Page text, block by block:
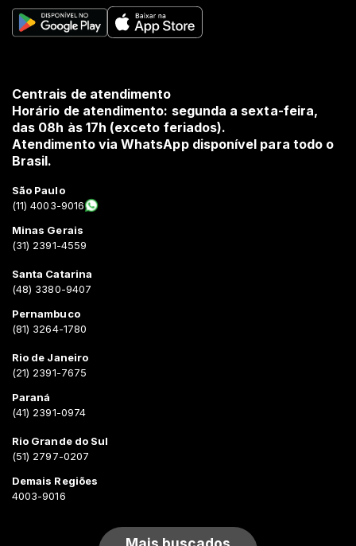
Centrais de atendimento
Horário de atendimento: segunda a sexta-feira,
das 08h às 17h (exceto feriados).
Atendimento via WhatsApp disponível para todo o
Brasil.
São Paulo
(11) 4003-9016
Minas Gerais
(31) 2391-4559
Santa Catarina
(48) 3380-9407
Pernambuco
(81) 3264-1780
Rio de Janeiro
(21) 2391-7675
Paraná
(41) 2391-0974
Rio Grande do Sul
(51) 2797-0207
Demais Regiões
4003-9016